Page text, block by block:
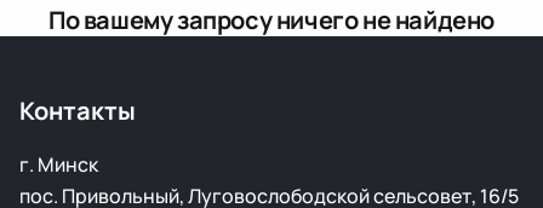
По вашему запросу ничего не найдено
Контакты
г. Минск
пос. Привольный, Луговослободской сельсовет, 16/5